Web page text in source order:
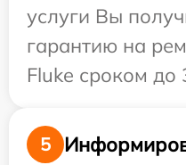
услуги Вы
гарантию на
Fluke сроком до
5